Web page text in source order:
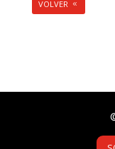
VOLVER